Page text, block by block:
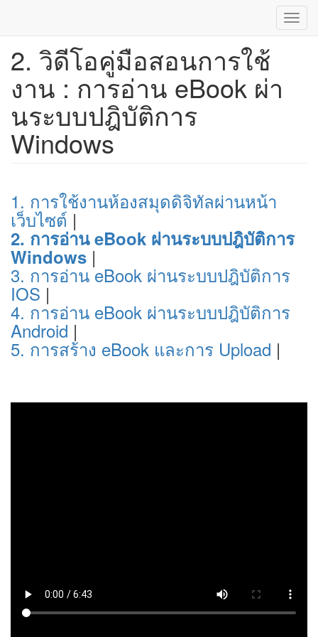
ข้าม
เนื้อหา
หลัก
2. วิดีโอคู่มือสอนการใช้
งาน : การอ่าน eBook ผ่า
นระบบปฎิบัติการ
Windows
1. การใช้งานห้องสมุดดิจิทัลผ่านหน้า
เว็บไซต์ |
2. การอ่าน eBook ผ่านระบบปฎิบัติการ
Windows |
3. การอ่าน eBook ผ่านระบบปฎิบัติการ
IOS |
4. การอ่าน eBook ผ่านระบบปฎิบัติการ
Android |
5. การสร้าง eBook และการ Upload |